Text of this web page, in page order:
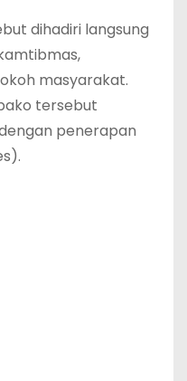
dihadiri langsung
masyarakat.
tersebut
penerapan